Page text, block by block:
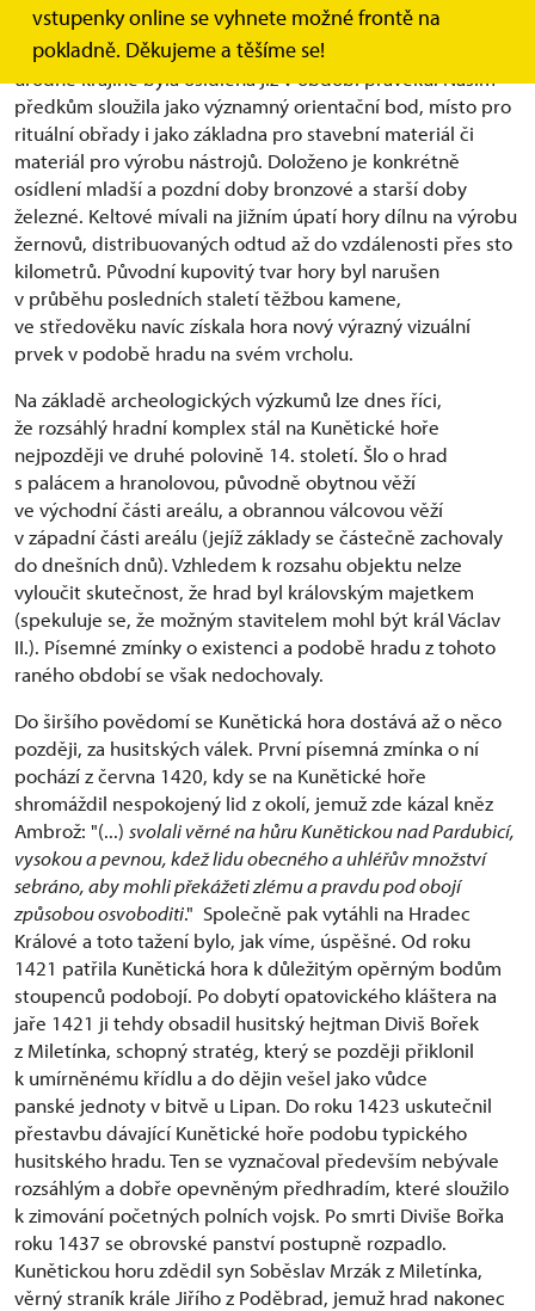
vstupenky online se vyhnete možné frontě na
pokladně. Děkujeme a těšíme se!
podobě, ale i významu, jenž pro zdejší obyvatele nesla.
Díky své siluetě a monumentálnímu postavení v rovinaté
úrodné krajině byla osídlena již v období pravěku. Našim
předkům sloužila jako významný orientační bod, místo pro
rituální obřady i jako základna pro stavební materiál či
materiál pro výrobu nástrojů. Doloženo je konkrétně
osídlení mladší a pozdní doby bronzové a starší doby
železné. Keltové mívali na jižním úpatí hory dílnu na výrobu
žernovů, distribuovaných odtud až do vzdálenosti přes sto
kilometrů. Původní kupovitý tvar hory byl narušen
v průběhu posledních staletí těžbou kamene,
ve středověku navíc získala hora nový výrazný vizuální
prvek v podobě hradu na svém vrcholu.
Na základě archeologických výzkumů lze dnes říci,
že rozsáhlý hradní komplex stál na Kunětické hoře
nejpozději ve druhé polovině 14. století. Šlo o hrad
s palácem a hranolovou, původně obytnou věží
ve východní části areálu, a obrannou válcovou věží
v západní části areálu (jejíž základy se částečně zachovaly
do dnešních dnů). Vzhledem k rozsahu objektu nelze
vyloučit skutečnost, že hrad byl královským majetkem
(spekuluje se, že možným stavitelem mohl být král Václav
II.). Písemné zmínky o existenci a podobě hradu z tohoto
raného období se však nedochovaly.
Do širšího povědomí se Kunětická hora dostává až o něco
později, za husitských válek. První písemná zmínka o ní
pochází z června 1420, kdy se na Kunětické hoře
shromáždil nespokojený lid z okolí, jemuž zde kázal kněz
Ambrož: "(...) svolali věrné na hůru Kunětickou nad Pardubicí,
vysokou a pevnou, kdež lidu obecného a uhléřův množství
sebráno, aby mohli překážeti zlému a pravdu pod obojí
způsobou osvoboditi." Společně pak vytáhli na Hradec
Králové a toto tažení bylo, jak víme, úspěšné. Od roku
1421 patřila Kunětická hora k důležitým opěrným bodům
stoupenců podobojí. Po dobytí opatovického kláštera na
jaře 1421 ji tehdy obsadil husitský hejtman Diviš Bořek
z Miletínka, schopný stratég, který se později přiklonil
k umírněnému křídlu a do dějin vešel jako vůdce
panské jednoty v bitvě u Lipan. Do roku 1423 uskutečnil
přestavbu dávající Kunětické hoře podobu typického
husitského hradu. Ten se vyznačoval především nebývale
rozsáhlým a dobře opevněným předhradím, které sloužilo
k zimování početných polních vojsk. Po smrti Diviše Bořka
roku 1437 se obrovské panství postupně rozpadlo.
Kunětickou horu zdědil syn Soběslav Mrzák z Miletínka,
věrný straník krále Jiřího z Poděbrad, jemuž hrad nakonec